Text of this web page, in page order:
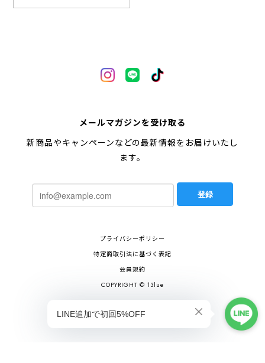
メールマガジンを受け取る
新商品やキャンペーンなどの最新情報をお届けいたし
ます。
登録
プライバシーポリシー
特定商取引法に基づく表記
会員規約
COPYRIGHT © 13lue